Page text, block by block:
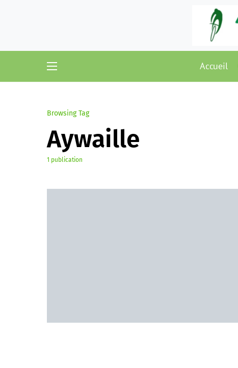
Accueil
Browsing Tag
Aywaille
1 publication